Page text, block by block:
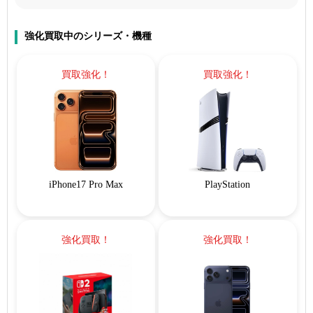
強化買取中のシリーズ・機種
買取強化！
iPhone17 Pro Max
買取強化！
PlayStation
強化買取！ 強化買取！